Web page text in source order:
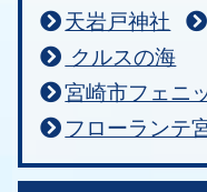
天岩戸神社
クルスの海
宮崎市フェニ
フローランテ